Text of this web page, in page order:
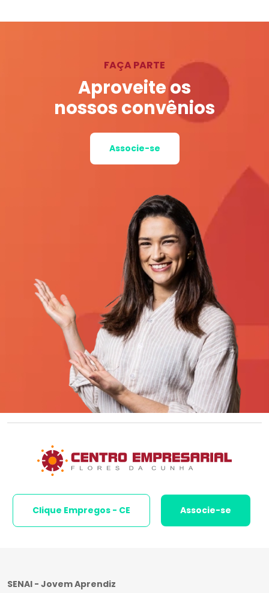
FAÇA PARTE
Aproveite os
nossos convênios
Associe-se
Clique Empregos - CE Associe-se
SENAI - Jovem Aprendiz